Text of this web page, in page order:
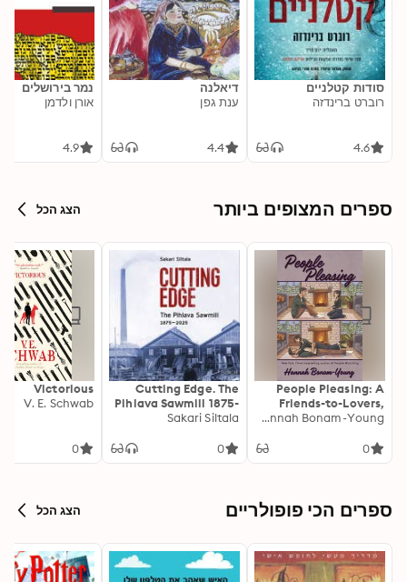
סודות קטלניים
רוברט ברינדזה
4.6
דיאלנה
ענת גפן
4.4
נמר בירושלים
אורן ולדמן
4.9
ספרים המצופים ביותר הצג הכל
People Pleasing: A
Friends-to-Lovers,
Forced Proximity
Roommates, Pining
LIMB
Hannah Bonam-Young
0
Cutting Edge. The
Pihlava Sawmill 1875-
2025
Sakari Siltala
0
Victorious
V. E. Schwab
0
ספרים הכי פופולריים הצג הכל